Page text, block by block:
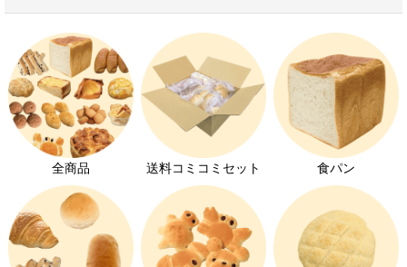
全商品 送料コミコミセット 食パン